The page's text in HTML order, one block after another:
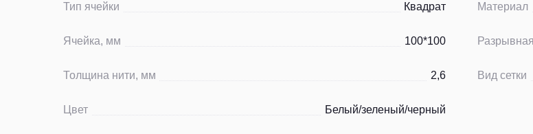
Тип ячейки Квадрат
Ячейка, мм 100*100
Толщина нити, мм 2,6
Цвет Белый/зеленый/черный
Материал
Вид сетки